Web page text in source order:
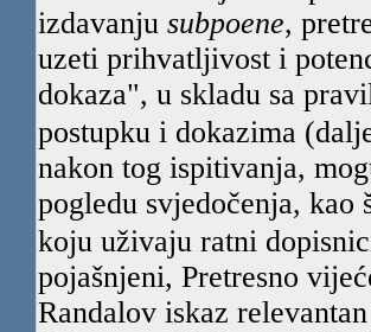
izdavanju subpoene,
uzeti prihvatljivost i
dokaza", u skladu sa
postupku i dokazima
nakon tog ispitivanja,
pogledu svjedočenja,
koju uživaju ratni
pojašnjeni, Pretresno
Randalov iskaz